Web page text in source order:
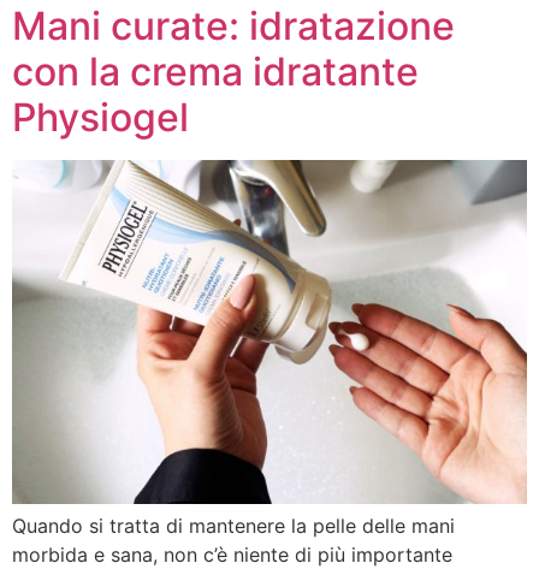
Mani curate: idratazione
con la crema idratante
Physiogel
Quando si tratta di mantenere la pelle delle mani
morbida e sana, non c’è niente di più importante